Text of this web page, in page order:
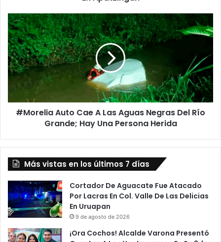
#Morelia
Auto
Cae
A
Las
Aguas
Negras
Río
Grande;
#Morelia Auto Cae A Las Aguas Negras Del Río
Grande; Hay Una Persona Herida
Más vistas en los últimos 7 días
Cortador De Aguacate Fue Atacado
Por Lacras En Col. Valle De Las Delicias
En Uruapan
9 de agosto de 2026
¡Ora Cochos! Alcalde Varona Presentó